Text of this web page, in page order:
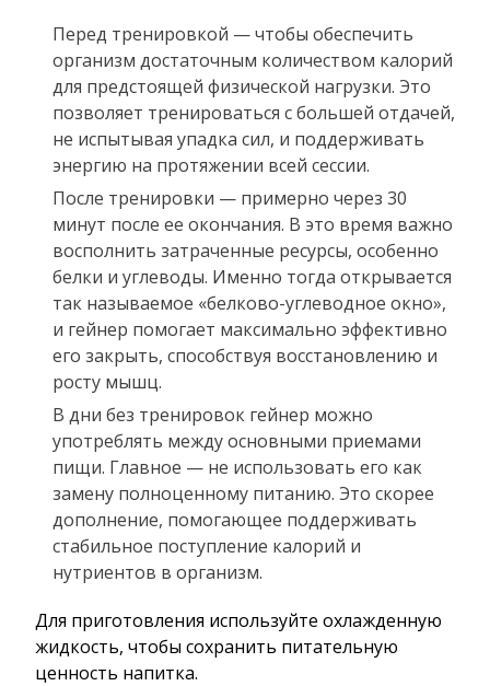
Перед тренировкой — чтобы обеспечить
организм достаточным количеством калорий
для предстоящей физической нагрузки. Это
позволяет тренироваться с большей отдачей,
не испытывая упадка сил, и поддерживать
энергию на протяжении всей сессии.
После тренировки — примерно через 30
минут после ее окончания. В это время важно
восполнить затраченные ресурсы, особенно
белки и углеводы. Именно тогда открывается
так называемое «белково-углеводное окно»,
и гейнер помогает максимально эффективно
его закрыть, способствуя восстановлению и
росту мышц.
В дни без тренировок гейнер можно
употреблять между основными приемами
пищи. Главное — не использовать его как
замену полноценному питанию. Это скорее
дополнение, помогающее поддерживать
стабильное поступление калорий и
нутриентов в организм.
Для приготовления используйте охлажденную
жидкость, чтобы сохранить питательную
ценность напитка.